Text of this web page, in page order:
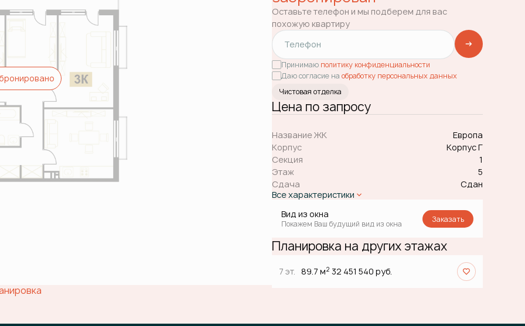
Оставьте телефон и мы подберем для вас
похожую квартиру
Принимаю политику конфиденциальности
Даю согласие на обработку персональных данных
Чистовая отделка
Цена по запросу
Название ЖК
Европа
Корпус
Корпус Г
Секция
1
Этаж
5
Сдача
Сдан
Все характеристики
Вид из окна
Покажем Ваш будущий вид из окна Заказать
Планировка на других этажах
7 эт. 89.7 м2 32 451 540 руб.